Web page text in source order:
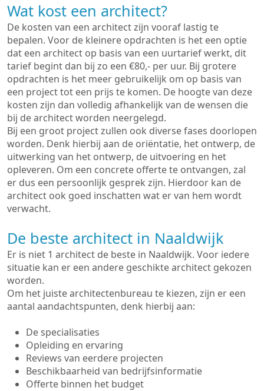
Wat kost een architect?
De kosten van een architect zijn vooraf lastig te
bepalen. Voor de kleinere opdrachten is het een optie
dat een architect op basis van een uurtarief werkt, dit
tarief begint dan bij zo een €80,- per uur. Bij grotere
opdrachten is het meer gebruikelijk om op basis van
een project tot een prijs te komen. De hoogte van deze
kosten zijn dan volledig afhankelijk van de wensen die
bij de architect worden neergelegd.
Bij een groot project zullen ook diverse fases doorlopen
worden. Denk hierbij aan de oriëntatie, het ontwerp, de
uitwerking van het ontwerp, de uitvoering en het
opleveren. Om een concrete offerte te ontvangen, zal
er dus een persoonlijk gesprek zijn. Hierdoor kan de
architect ook goed inschatten wat er van hem wordt
verwacht.
De beste architect in Naaldwijk
Er is niet 1 architect de beste in Naaldwijk. Voor iedere
situatie kan er een andere geschikte architect gekozen
worden.
Om het juiste architectenbureau te kiezen, zijn er een
aantal aandachtspunten, denk hierbij aan:
De specialisaties
Opleiding en ervaring
Reviews van eerdere projecten
Beschikbaarheid van bedrijfsinformatie
Offerte binnen het budget